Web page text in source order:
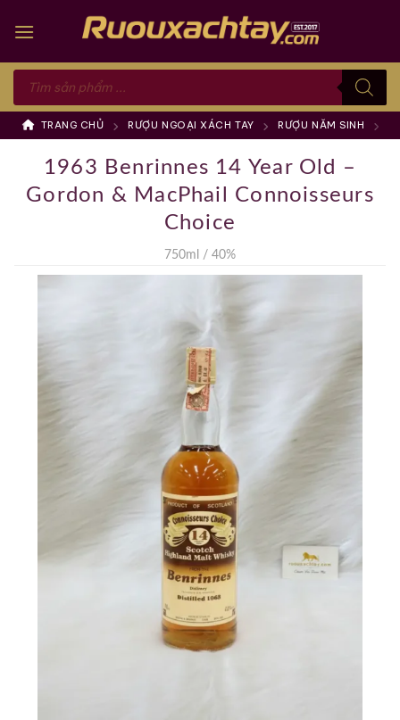
Tìm
kiếm
phẩm
TRANG CHỦ RƯỢU NGOẠI XÁCH TAY RƯỢU NĂM SINH
1963 Benrinnes 14 Year Old –
Gordon & MacPhail Connoisseurs
Choice
750ml / 40%